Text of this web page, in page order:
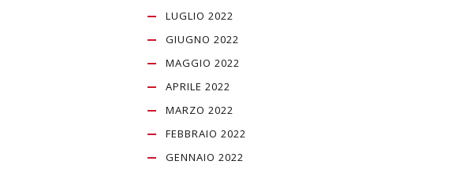
LUGLIO 2022
GIUGNO 2022
MAGGIO 2022
APRILE 2022
MARZO 2022
FEBBRAIO 2022
GENNAIO 2022